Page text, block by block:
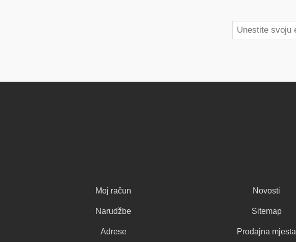
Moj račun
Narudžbe
Adrese
Novosti
Sitemap
Prodajna mjesta